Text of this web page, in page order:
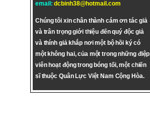
email:dcbinh38@hotmail.com
Chúng tôi xin chân thành cám ơn tác giả
và trân trọng giới thiệu đến quý độc giả
và thính giả khắp nơi một bộ hồi ký có
một không hai, của một trong những điệp
viên hoạt động trong bóng tối, một chiến
sĩ thuộc Quân Lực Việt Nam Cộng Hòa.